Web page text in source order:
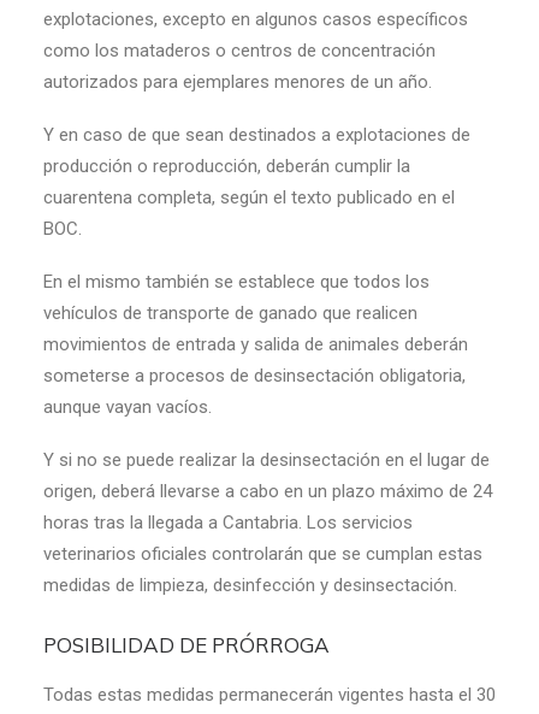
explotaciones, excepto en algunos casos específicos
como los mataderos o centros de concentración
autorizados para ejemplares menores de un año.
Y en caso de que sean destinados a explotaciones de
producción o reproducción, deberán cumplir la
cuarentena completa, según el texto publicado en el
BOC.
En el mismo también se establece que todos los
vehículos de transporte de ganado que realicen
movimientos de entrada y salida de animales deberán
someterse a procesos de desinsectación obligatoria,
aunque vayan vacíos.
Y si no se puede realizar la desinsectación en el lugar de
origen, deberá llevarse a cabo en un plazo máximo de 24
horas tras la llegada a Cantabria. Los servicios
veterinarios oficiales controlarán que se cumplan estas
medidas de limpieza, desinfección y desinsectación.
POSIBILIDAD DE PRÓRROGA
Todas estas medidas permanecerán vigentes hasta el 30